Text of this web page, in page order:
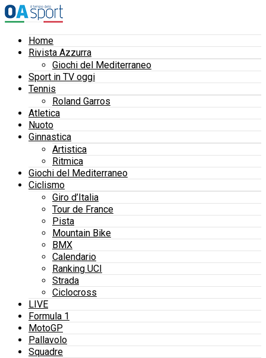
Home
Rivista Azzurra
Giochi del Mediterraneo
Sport in TV oggi
Tennis
Roland Garros
Atletica
Nuoto
Ginnastica
Artistica
Ritmica
Giochi del Mediterraneo
Ciclismo
Giro d’Italia
Tour de France
Pista
Mountain Bike
BMX
Calendario
Ranking UCI
Strada
Ciclocross
LIVE
Formula 1
MotoGP
Pallavolo
Squadre